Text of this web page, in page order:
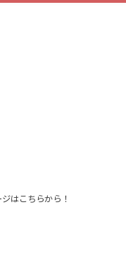
はこちらから！